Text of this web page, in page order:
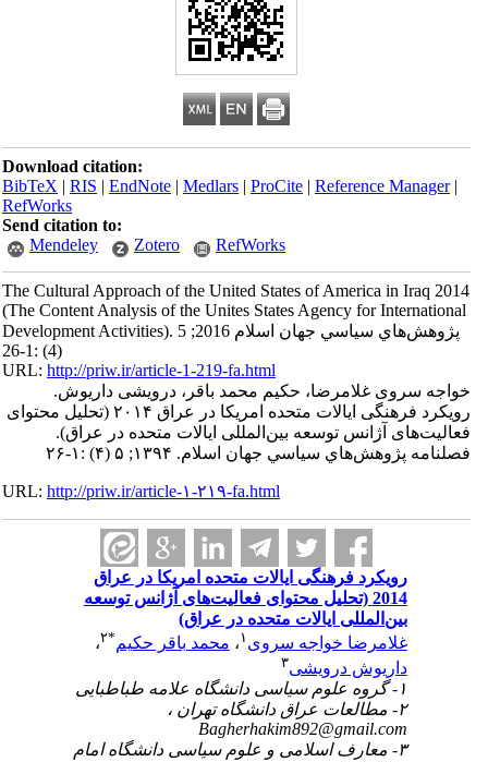
Download citation:
BibTeX|RIS|EndNote|Medlars|ProCite|Reference Manager
RefWorks
Send citation to:
Mendeley
Zotero RefWorks
The Cultural Approach of the United States of America in Iraq 2014
(The Content Analysis of the Unites States Agency for International
Development Activities). پژوهش‌هاي سياسي جهان اسلام 2016; 5
URL:http://priw.ir/article-1-219-fa.html
خواجه سروی غلامرضا، حکیم محمد باقر، درویشی داریوش.
رویکرد فرهنگی ایالات متحده امریکا در عراق ۲۰۱۴ (تحلیل محتوای
فعالیت‌های آژانس توسعه بین‌المللی ایالات متحده در عراق).
فصلنامه پژوهش‌هاي سياسي جهان اسلام. ۱۳۹۴; ۵ (۴) :۱-۲۶
URL:http://priw.ir/article-۱-۲۱۹-fa.html
رویکرد فرهنگی ایالات متحده امریکا در عراق
2014 (تحلیل محتوای فعالیت‌های آژانس توسعه
بین‌المللی ایالات متحده در عراق)
غلامرضا خواجه سروی۱ ،محمد باقر حکیم ۲،
داریوش درویشی
Bagherhakim892@gmail.com
۳- معارف اسلامی و علوم سیاسی دانشگاه امام